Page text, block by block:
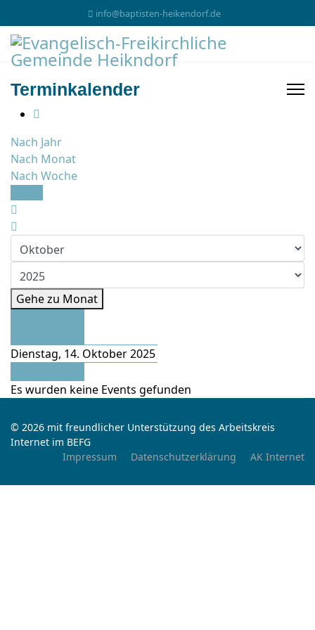
info@baptisten-heikendorf.de
Terminkalender
Nach Jahr
Nach Monat
Nach Woche
Gehe zu Monat
Dienstag, 14. Oktober 2025
Es wurden keine Events gefunden
© 2026 mit freundlicher Unterstützung des Arbeitskreis
Internet im BEFG
Impressum
Datenschutzerklärung AK Internet